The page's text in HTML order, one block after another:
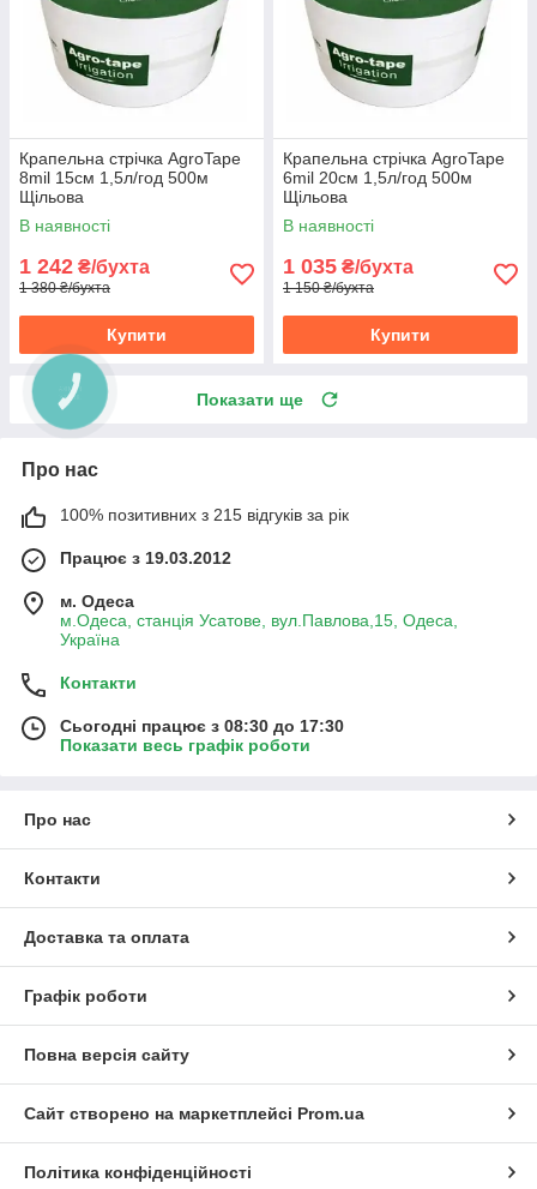
Крапельна стрічка AgroTape
8mil 15см 1,5л/год 500м
Щільова
В наявності
1 242 ₴/бухта
1 380 ₴/бухта
Купити
Крапельна стрічка AgroTape
6mil 20см 1,5л/год 500м
Щільова
В наявності
1 035 ₴/бухта
1 150 ₴/бухта
Купити
Показати ще
Про нас
100% позитивних з 215 відгуків за рік
Працює з 19.03.2012
м. Одеса
м.Одеса, станція Усатове, вул.Павлова,15, Одеса,
Україна
Контакти
Сьогодні працює з 08:30 до 17:30
Показати весь графік роботи
Про нас
Контакти
Доставка та оплата
Графік роботи
Повна версія сайту
Сайт створено на маркетплейсі Prom.ua
Політика конфіденційності